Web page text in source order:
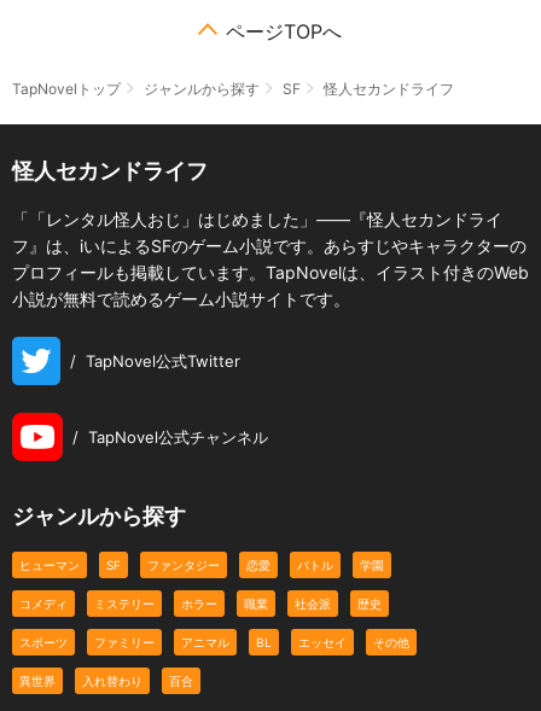
ページTOPへ
TapNovelトップ ジャンルから探す SF 怪人セカンドライフ
怪人セカンドライフ
「「レンタル怪人おじ」はじめました」――『怪人セカンドライ
フ』は、iいによるSFのゲーム小説です。あらすじやキャラクターの
プロフィールも掲載しています。TapNovelは、イラスト付きのWeb
小説が無料で読めるゲーム小説サイトです。
/ TapNovel公式Twitter
/ TapNovel公式チャンネル
ジャンルから探す
ヒューマン SF ファンタジー 恋愛 バトル 学園
コメディ ミステリー ホラー 職業 社会派 歴史
スポーツ ファミリー アニマル BL エッセイ その他
異世界 入れ替わり 百合